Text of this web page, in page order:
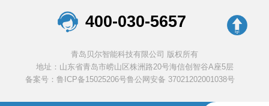
400-030-5657
青岛贝尔智能科技有限公司 版权所有
地址：山东省青岛市崂山区株洲路20号海信创智谷A座5层
备案号：鲁ICP备15025206号鲁公网安备 37021202001038号